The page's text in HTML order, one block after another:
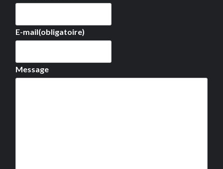
E-mail(obligatoire)
Message